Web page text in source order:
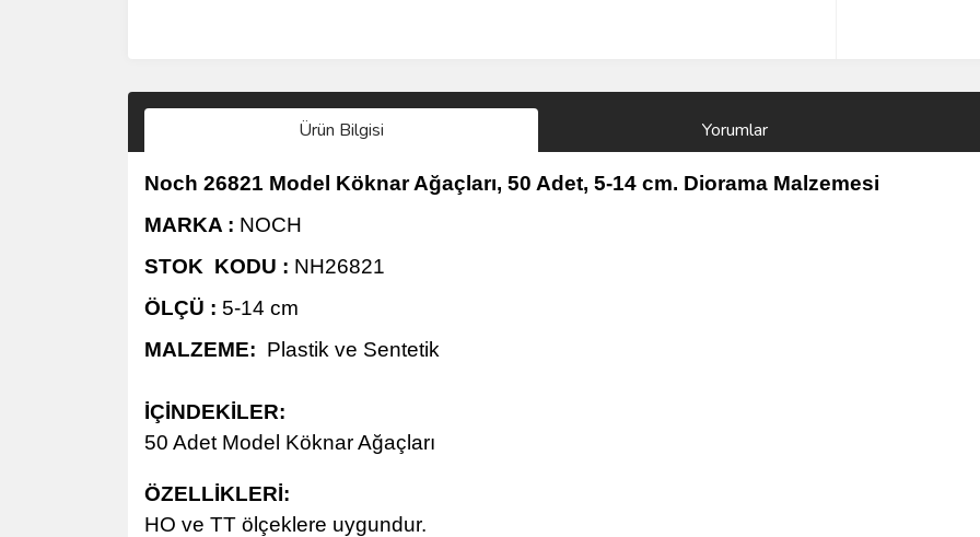
Ürün Bilgisi Yorumlar
Noch 26821 Model Köknar Ağaçları, 50 Adet, 5-14 cm. Diorama Malzemesi
MARKA : NOCH
STOK KODU : NH26821
ÖLÇÜ : 5-14 cm
MALZEME: Plastik ve Sentetik
İÇİNDEKİLER:
50 Adet Model Köknar Ağaçları
ÖZELLİKLERİ:
HO ve TT ölçeklere uygundur.